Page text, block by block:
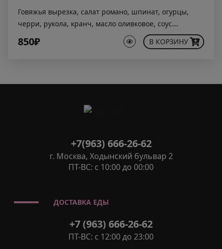
Говяжья вырезка, салат романо, шпинат, огурцы,
черри, рукола, кранч, масло оливковое, соус
бальзамический( бальзамический уксус, оливковое
масло, сахар)
850₽ В КОРЗИНУ
+7(963) 666-26-62
г. Москва, Ходынский бульвар 2
ПТ-ВС: с 10:00 до 00:00
ДОСТАВКА ЕДЫ
+7 (963) 666-26-62
ПТ-ВС: с 12:00 до 23:00